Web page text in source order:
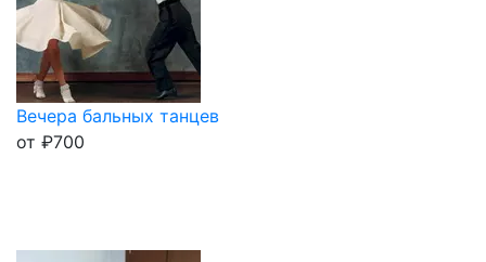
Вечера бальных танцев
от ₽700